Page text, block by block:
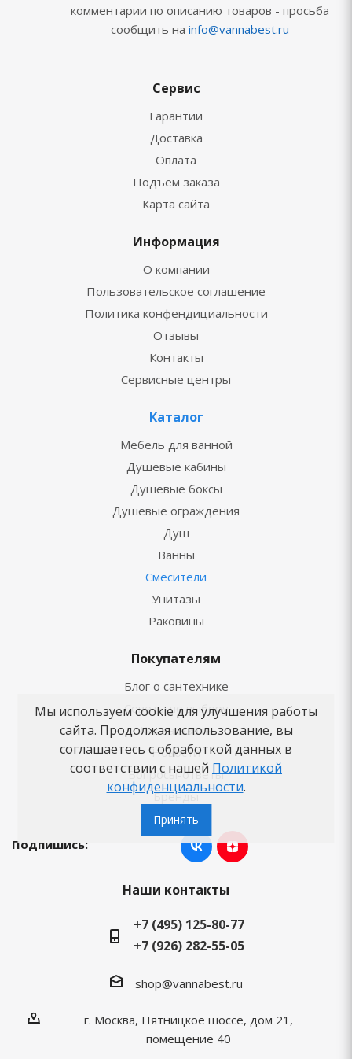
комментарии по описанию товаров - просьба
сообщить на info@vannabest.ru
Сервис
Гарантии
Доставка
Оплата
Подъём заказа
Карта сайта
Информация
О компании
Пользовательское соглашение
Политика конфендициальности
Отзывы
Контакты
Сервисные центры
Каталог
Мебель для ванной
Душевые кабины
Душевые боксы
Душевые ограждения
Душ
Ванны
Смесители
Унитазы
Раковины
Покупателям
Блог о сантехнике
Советы по выбору
Как заказать
Новости
Вопросы-ответы
Бренды
Подпишись:
Наши контакты
+7 (495) 125-80-77
+7 (926) 282-55-05
shop@vannabest.ru
г. Москва, Пятницкое шоссе, дом 21,
помещение 40
Мы используем cookie для улучшения работы
сайта. Продолжая использование, вы
соглашаетесь с обработкой данных в
соответствии с нашей Политикой
конфиденциальности.
Принять